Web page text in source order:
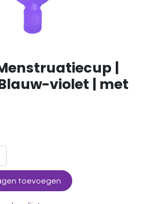
|
violet | met
toevoegen